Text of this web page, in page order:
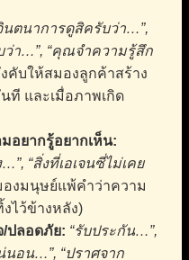
นตนาการดูสิครับว่า…”,
า…”, “คุณจำความรู้สึก
คับให้สมองลูกค้าสร้าง
ที และเมื่อภาพเกิด
อยากรู้อยากเห็น:
“สิ่งที่เอเจนซี่ไม่เคย
งมนุษย์แพ้คำว่าความ
ไว้ข้างหลัง)
/ปลอดภัย: “รับประกัน…”,
นอน…”, “ปราศจาก